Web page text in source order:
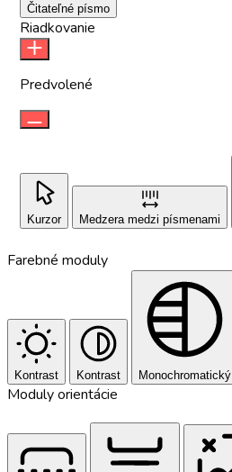
Čitateľné písmo
Riadkovanie
Predvolené
Kurzor Medzera medzi písmenami
Farebné moduly
Kontrast Kontrast Monochromatický
Moduly orientácie